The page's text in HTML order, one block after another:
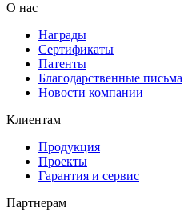
О нас
Награды
Сертификаты
Патенты
Благодарственные письма
Новости компании
Клиентам
Продукция
Проекты
Гарантия и сервис
Партнерам